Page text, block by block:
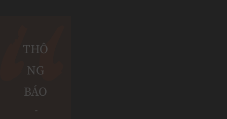
THÔ
NG
BÁO
-